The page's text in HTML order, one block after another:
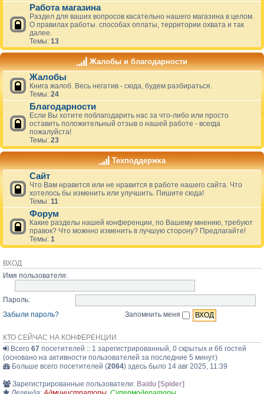
Работа магазина
Раздел для ваших вопросов касательно нашего магазина в целом.
О правилах работы. способах оплаты, территории охвата и так
далее.
Темы: 13
Жалобы и благодарности
Жалобы
Книга жалоб. Весь негатив - сюда, будем разбираться.
Темы: 24
Благодарности
Если Вы хотите поблагодарить нас за что-либо или просто
оставить положительный отзыв о нашей работе - всегда
пожалуйста!
Темы: 23
Техподдержка
Сайт
Что Вам нравится или не нравится в работе нашего сайта. Что
хотелось бы изменить или улучшить. Пишите сюда!
Темы: 11
Форум
Какие разделы нашей конференции, по Вашему мнению, требуют
правок? Что можнно изменить в лучшую сторону? Предлагайте!
Темы: 1
ВХОД
Имя пользователя:
Пароль:
Забыли пароль?
Запомнить меня
КТО СЕЙЧАС НА КОНФЕРЕНЦИИ
Всего 67 посетителей :: 1 зарегистрированный, 0 скрытых и 66 гостей
(основано на активности пользователей за последние 5 минут)
Больше всего посетителей (2064) здесь было 14 авг 2025, 11:39
Зарегистрированные пользователи: Baidu [Spider]